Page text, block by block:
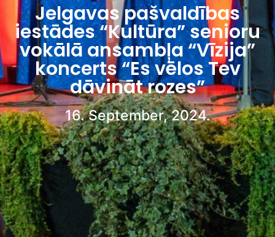
Jelgavas pašvaldības
iestādes “Kultūra” senioru
vokālā ansambļa “Vīzija”
koncerts “Es vēlos Tev
dāvināt rozes”
16. September, 2024.